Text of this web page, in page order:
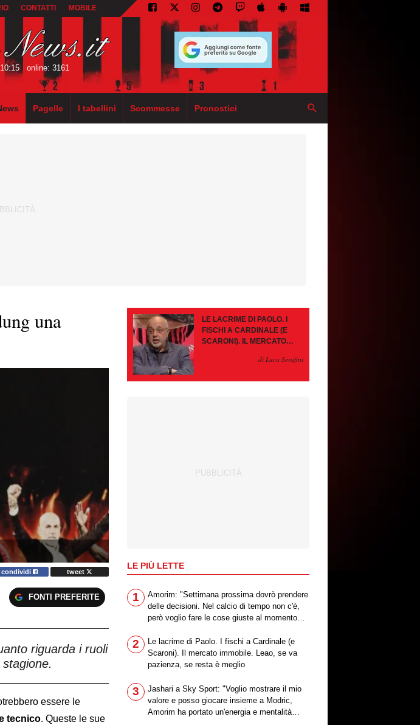
CONTATTI MOBILE
online: 3161
Pagelle I tabellini Scommesse Pronostici
una
condividi
tweet
FONTI PREFERITE
riguarda i ruoli
essere le
tecnico. Queste le sue
LE LACRIME DI PAOLO. I
FISCHI A CARDINALE (E
SCARONI). IL MERCATO
PAZIENZA, SE RESTA È
di Luca Serafini
LE PIÙ LETTE
1
Amorim: "Settimana prossima dovrò prendere
delle decisioni. Nel calcio di tempo non c'è,
però voglio fare le cose giuste al momento
2
Le lacrime di Paolo. I fischi a Cardinale (e
Scaroni). Il mercato immobile. Leao, se va
pazienza, se resta è meglio
3
Jashari a Sky Sport: "Voglio mostrare il mio
valore e posso giocare insieme a Modric,
Amorim ha portato un'energia e mentalità